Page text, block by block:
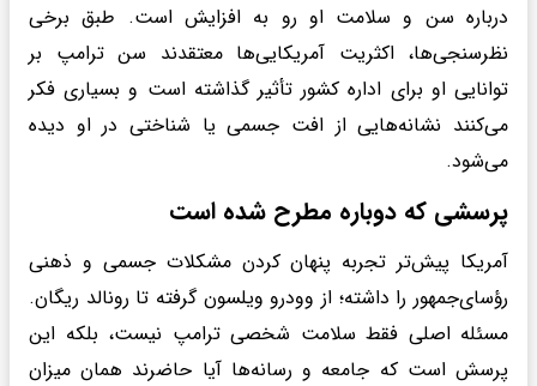
درباره سن و سلامت او رو به افزایش است. طبق برخی
نظرسنجی‌ها، اکثریت آمریکایی‌ها معتقدند سن ترامپ بر
توانایی او برای اداره کشور تأثیر گذاشته است و بسیاری فکر
می‌کنند نشانه‌هایی از افت جسمی یا شناختی در او دیده
می‌شود.
پرسشی که دوباره مطرح شده است
آمریکا پیش‌تر تجربه پنهان کردن مشکلات جسمی و ذهنی
رؤسای‌جمهور را داشته؛ از وودرو ویلسون گرفته تا رونالد ریگان.
مسئله اصلی فقط سلامت شخصی ترامپ نیست، بلکه این
پرسش است که جامعه و رسانه‌ها آیا حاضرند همان میزان